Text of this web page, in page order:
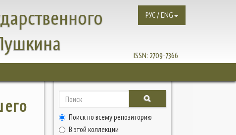
ISSN: 2709-7366
РУС / ENG
Поиск по всему репозиторию
В этой коллекции